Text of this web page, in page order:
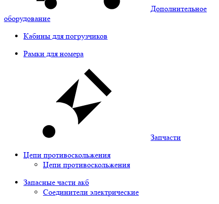
Дополнительное
оборудование
Кабины для погрузчиков
Рамки для номера
Запчасти
Цепи противоскольжения
Цепи противоскольжения
Запасные части акб
Соединители электрические